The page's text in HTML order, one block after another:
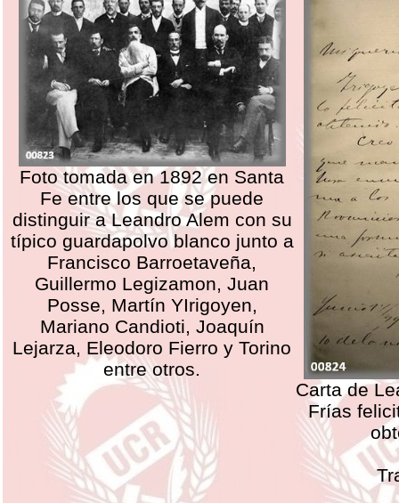
Foto tomada en 1892 en Santa
Fe entre los que se puede
distinguir a Leandro Alem con su
típico guardapolvo blanco junto a
Francisco Barroetaveña,
Guillermo Legizamon, Juan
Posse, Martín YIrigoyen,
Mariano Candioti, Joaquín
Lejarza, Eleodoro Fierro y Torino
entre otros.
Carta de
Frías